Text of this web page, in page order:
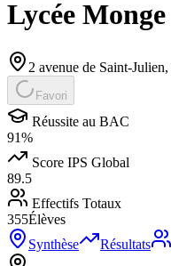
Lycée Monge
2 avenue de Saint-Julien,
Favori
Réussite au BAC
91%
Score IPS Global
89.5
Effectifs Totaux
355Élèves
Synthèse
Résultats